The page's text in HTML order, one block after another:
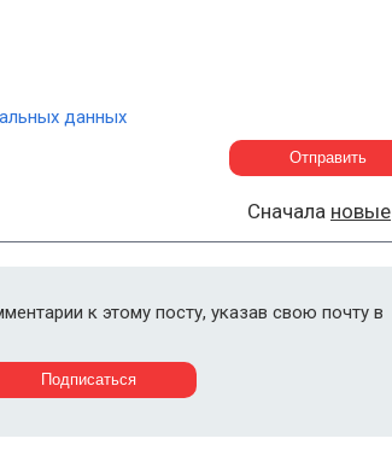
данных
Сначала новые
к этому посту, указав свою почту в